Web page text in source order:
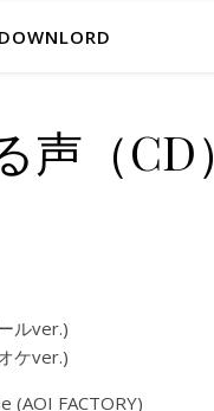
DOWNLORD
声（CD）
ルver.)
ケver.)
(AOI FACTORY)